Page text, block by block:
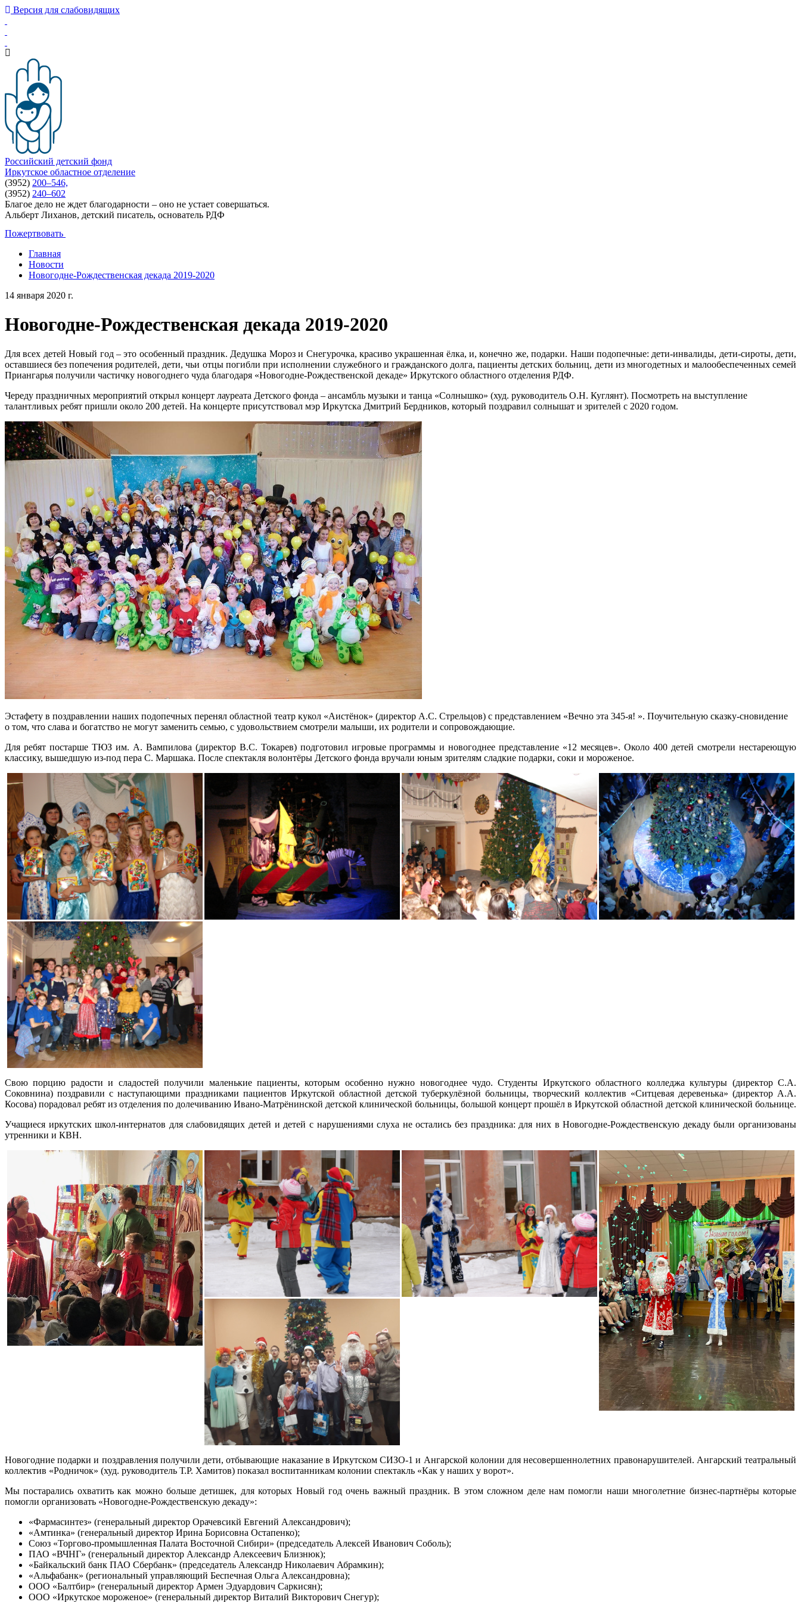
Версия для слабовидящих
Российский детский фонд
Иркутское областное отделение
(3952) 200–546,
(3952) 240–602
Благое дело не ждет благодарности – оно не устает совершаться.
Альберт Лиханов, детский писатель, основатель РДФ
Пожертвовать
Главная
Новости
Новогодне-Рождественская декада 2019-2020
14 января 2020 г.
Новогодне-Рождественская декада 2019-2020
Для всех детей Новый год – это особенный праздник. Дедушка Мороз и Снегурочка, красиво украшенная ёлка, и, конечно же, подарки. Наши подопечные: дети-инвалиды, дети-сироты, дети,
оставшиеся без попечения родителей, дети, чьи отцы погибли при исполнении служебного и гражданского долга, пациенты детских больниц, дети из многодетных и малообеспеченных семей
Приангарья получили частичку новогоднего чуда благодаря «Новогодне-Рождественской декаде» Иркутского областного отделения РДФ.
Череду праздничных мероприятий открыл концерт лауреата Детского фонда – ансамбль музыки и танца «Солнышко» (худ. руководитель О.Н. Куглянт). Посмотреть на выступление
талантливых ребят пришли около 200 детей. На концерте присутствовал мэр Иркутска Дмитрий Бердников, который поздравил солнышат и зрителей с 2020 годом.
Эстафету в поздравлении наших подопечных перенял областной театр кукол «Аистёнок» (директор А.С. Стрельцов) с представлением «Вечно эта 345-я! ». Поучительную сказку-сновидение
о том, что слава и богатство не могут заменить семью, с удовольствием смотрели малыши, их родители и сопровождающие.
Для ребят постарше ТЮЗ им. А. Вампилова (директор В.С. Токарев) подготовил игровые программы и новогоднее представление «12 месяцев». Около 400 детей смотрели нестареющую
классику, вышедшую из-под пера С. Маршака. После спектакля волонтёры Детского фонда вручали юным зрителям сладкие подарки, соки и мороженое.
Свою порцию радости и сладостей получили маленькие пациенты, которым особенно нужно новогоднее чудо. Студенты Иркутского областного колледжа культуры (директор С.А.
Соковнина) поздравили с наступающими праздниками пациентов Иркутской областной детской туберкулёзной больницы, творческий коллектив «Ситцевая деревенька» (директор А.А.
Косова) порадовал ребят из отделения по долечиванию Ивано-Матрёнинской детской клинической больницы, большой концерт прошёл в Иркутской областной детской клинической больнице.
Учащиеся иркутских школ-интернатов для слабовидящих детей и детей с нарушениями слуха не остались без праздника: для них в Новогодне-Рождественскую декаду были организованы
утренники и КВН.
Новогодние подарки и поздравления получили дети, отбывающие наказание в Иркутском СИЗО-1 и Ангарской колонии для несовершеннолетних правонарушителей. Ангарский театральный
коллектив «Родничок» (худ. руководитель Т.Р. Хамитов) показал воспитанникам колонии спектакль «Как у наших у ворот».
Мы постарались охватить как можно больше детишек, для которых Новый год очень важный праздник. В этом сложном деле нам помогли наши многолетние бизнес-партнёры которые
помогли организовать «Новогодне-Рождественскую декаду»:
«Фармасинтез» (генеральный директор Орачевсикй Евгений Александрович);
«Амтинка» (генеральный директор Ирина Борисовна Остапенко);
Союз «Торгово-промышленная Палата Восточной Сибири» (председатель Алексей Иванович Соболь);
ПАО «ВЧНГ» (генеральный директор Александр Алексеевич Близнюк);
«Байкальский банк ПАО Сбербанк» (председатель Александр Николаевич Абрамкин);
«Альфабанк» (региональный управляющий Беспечная Ольга Александровна);
ООО «Балтбир» (генеральный директор Армен Эдуардович Саркисян);
ООО «Иркутское мороженое» (генеральный директор Виталий Викторович Снегур);